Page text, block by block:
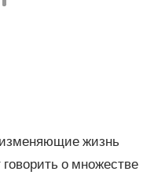
жизнь
о множестве